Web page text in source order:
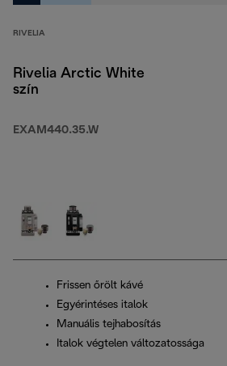
RIVELIA
Rivelia Arctic White
szín
EXAM440.35.W
Frissen őrölt kávé
Egyérintéses italok
Manuális tejhabosítás
Italok végtelen változatossága